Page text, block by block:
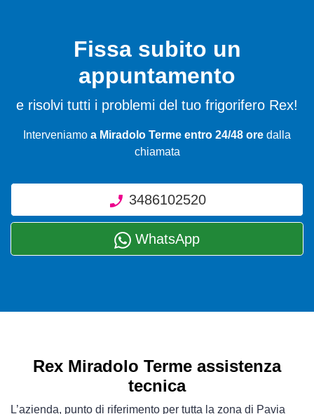
Fissa subito un
appuntamento
e risolvi tutti i problemi del tuo frigorifero Rex!
Interveniamo a Miradolo Terme entro 24/48 ore dalla
chiamata
3486102520
WhatsApp
Rex Miradolo Terme assistenza
tecnica
L’azienda, punto di riferimento per tutta la zona di Pavia